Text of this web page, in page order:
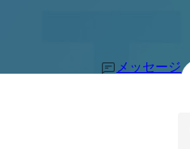
メッセージ